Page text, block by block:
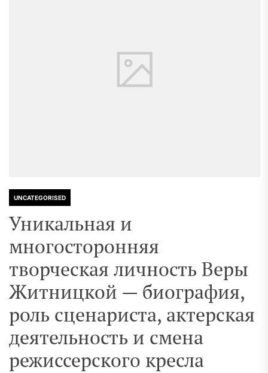
UNCATEGORISED
Уникальная и
многосторонняя
творческая личность Веры
Житницкой — биография,
роль сценариста, актерская
деятельность и смена
режиссерского кресла